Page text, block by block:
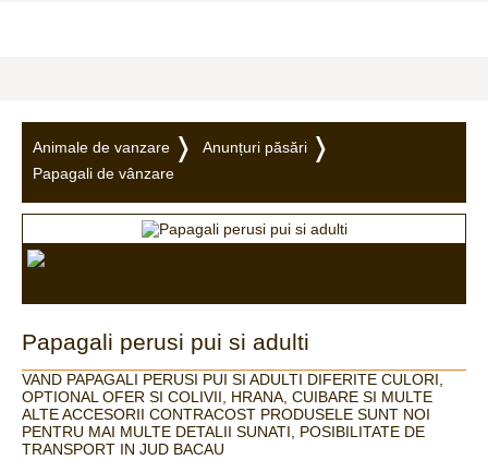
Animale de vanzare
Anunțuri păsări
Papagali de vânzare
Papagali perusi pui si adulti
VAND PAPAGALI PERUSI PUI SI ADULTI DIFERITE CULORI,
OPTIONAL OFER SI COLIVII, HRANA, CUIBARE SI MULTE
ALTE ACCESORII CONTRACOST PRODUSELE SUNT NOI
PENTRU MAI MULTE DETALII SUNATI, POSIBILITATE DE
TRANSPORT IN JUD BACAU